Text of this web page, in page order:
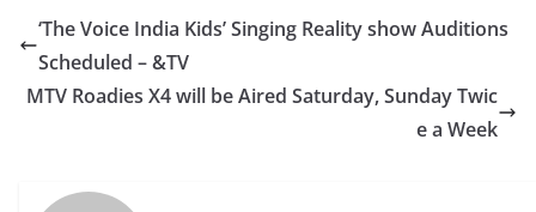
‘The Voice India Kids’ Singing Reality show Auditions
Scheduled – &TV
MTV Roadies X4 will be Aired Saturday, Sunday Twic
e a Week